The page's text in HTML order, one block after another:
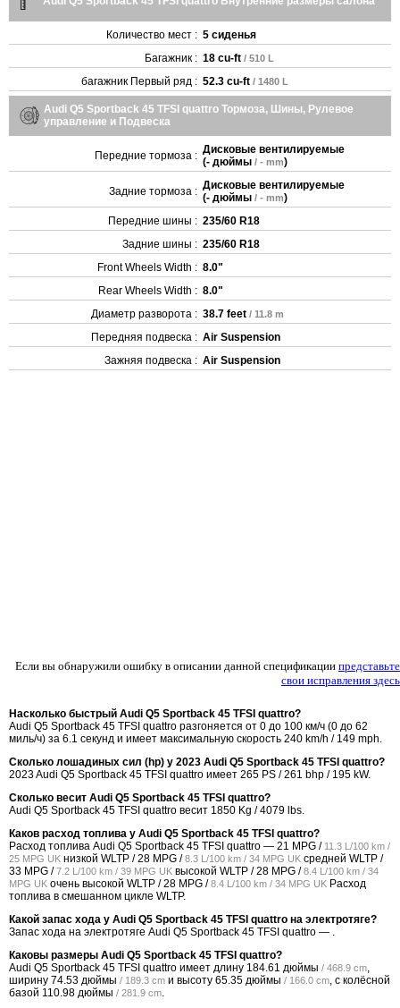
Количество мест : 5 сиденья
Багажник : 18 cu-ft / 510 L
багажник Первый ряд : 52.3 cu-ft / 1480 L
Audi Q5 Sportback 45 TFSI quattro Тормоза, Шины, Рулевое
управление и Подвеска
Передние тормоза : Дисковые вентилируемые
(- дюймы / - mm)
Задние тормоза : Дисковые вентилируемые
(- дюймы / - mm)
Передние шины : 235/60 R18
Задние шины : 235/60 R18
Front Wheels Width : 8.0"
Rear Wheels Width : 8.0"
Диаметр разворота : 38.7 feet / 11.8 m
Передняя подвеска : Air Suspension
Зажняя подвеска : Air Suspension
Если вы обнаружили ошибку в описании данной спецификации представьте
свои исправления здесь
Насколько быстрый Audi Q5 Sportback 45 TFSI quattro?
Audi Q5 Sportback 45 TFSI quattro разгоняется от 0 до 100 км/ч (0 до 62
миль/ч) за 6.1 секунд и имеет максимальную скорость 240 km/h / 149 mph.
Сколько лошадиных сил (hp) у 2023 Audi Q5 Sportback 45 TFSI quattro?
2023 Audi Q5 Sportback 45 TFSI quattro имеет 265 PS / 261 bhp / 195 kW.
Сколько весит Audi Q5 Sportback 45 TFSI quattro?
Audi Q5 Sportback 45 TFSI quattro весит 1850 Kg / 4079 lbs.
Каков расход топлива у Audi Q5 Sportback 45 TFSI quattro?
Расход топлива Audi Q5 Sportback 45 TFSI quattro — 21 MPG / 11.3 L/100 km /
25 MPG UK низкой WLTP /28 MPG /8.3 L/100 km / 34 MPG UK средней WLTP /
33 MPG /7.2 L/100 km / 39 MPG UK высокой WLTP /28 MPG /8.4 L/100 km / 34
MPG UK очень высокой WLTP /28 MPG /8.4 L/100 km / 34 MPG UK Расход
топлива в смешанном цикле WLTP.
Какой запас хода у Audi Q5 Sportback 45 TFSI quattro на электротяге?
Запас хода на электротяге Audi Q5 Sportback 45 TFSI quattro — .
Каковы размеры Audi Q5 Sportback 45 TFSI quattro?
Audi Q5 Sportback 45 TFSI quattro имеет длину 184.61 дюймы / 468.9 cm
ширину 74.53 дюймы / 189.3 cm и высоту 65.35 дюймы / 166.0 cm , с колёсной
базой 110.98 дюймы / 281.9 cm